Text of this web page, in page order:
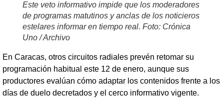
Este veto informativo impide que los moderadores
de programas matutinos y anclas de los noticieros
estelares informar en tiempo real. Foto: Crónica
Uno / Archivo
En Caracas, otros circuitos radiales prevén retomar su
programación habitual este 12 de enero, aunque sus
productores evalúan cómo adaptar los contenidos frente a los
días de duelo decretados y el cerco informativo vigente.